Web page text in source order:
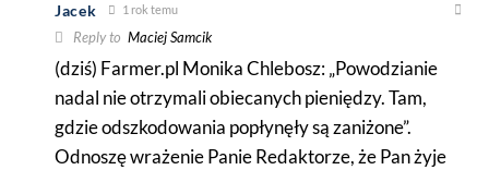
Jacek 1 rok temu
Reply to Maciej Samcik
(dziś) Farmer.pl Monika Chlebosz: „Powodzianie
nadal nie otrzymali obiecanych pieniędzy. Tam,
gdzie odszkodowania popłynęły są zaniżone”.
Odnoszę wrażenie Panie Redaktorze, że Pan żyje